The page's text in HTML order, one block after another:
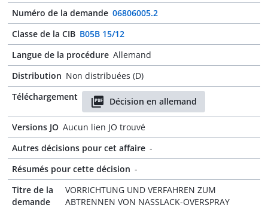
Numéro de la demande 06806005.2
Classe de la CIB B05B 15/12
Langue de la procédure Allemand
Distribution Non distribuées (D)
Téléchargement
Décision en allemand
Versions JO Aucun lien JO trouvé
Autres décisions pour cet affaire -
Résumés pour cette décision -
Titre de la
demande
VORRICHTUNG UND VERFAHREN ZUM
ABTRENNEN VON NASSLACK-OVERSPRAY